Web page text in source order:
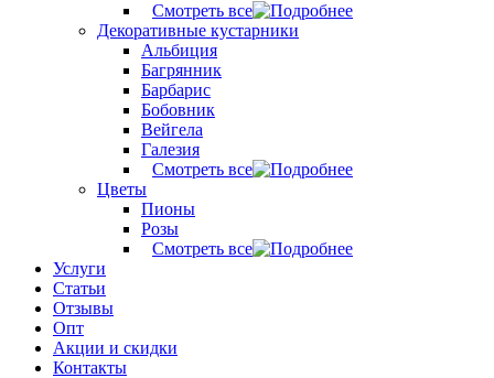
Смотреть все
Декоративные кустарники
Альбиция
Багрянник
Барбарис
Бобовник
Вейгела
Галезия
Смотреть все
Цветы
Пионы
Розы
Смотреть все
Услуги
Статьи
Отзывы
Опт
Акции и скидки
Контакты